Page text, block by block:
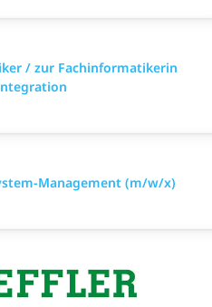
/ zur Fachinformatikerin
Management (m/w/x)